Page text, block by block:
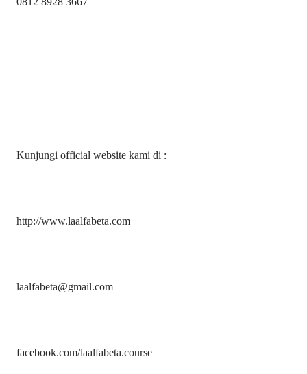
Kunjungi official website kami di :
http://www.laalfabeta.com
laalfabeta@gmail.com
facebook.com/laalfabeta.course